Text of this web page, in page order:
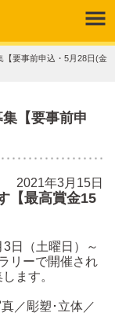
【要事前申込・5月28日(金
【要事前申
2021年3月15日
【最高賞金15
日（土曜日）～
リーで開催され
ます。
／彫塑･立体／